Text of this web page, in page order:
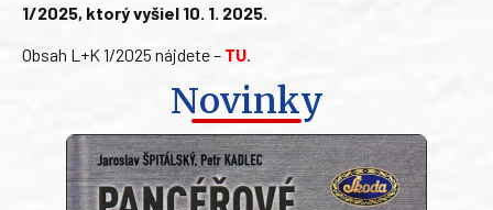
1/2025, ktorý vyšiel 10. 1. 2025.
Obsah L+K 1/2025 nájdete – TU.
Novinky